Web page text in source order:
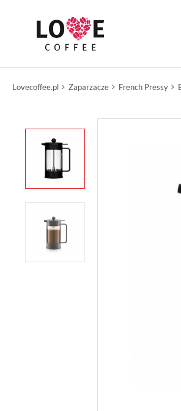
Lovecoffee.pl Zaparzacze French Pressy